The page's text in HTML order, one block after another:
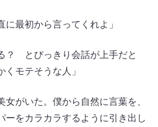
に最初から言ってくれよ」
？ とびっきり会話が上手だと
モテそうな人」
がいた。僕から自然に言葉を、
ーをカラカラするように引き出し